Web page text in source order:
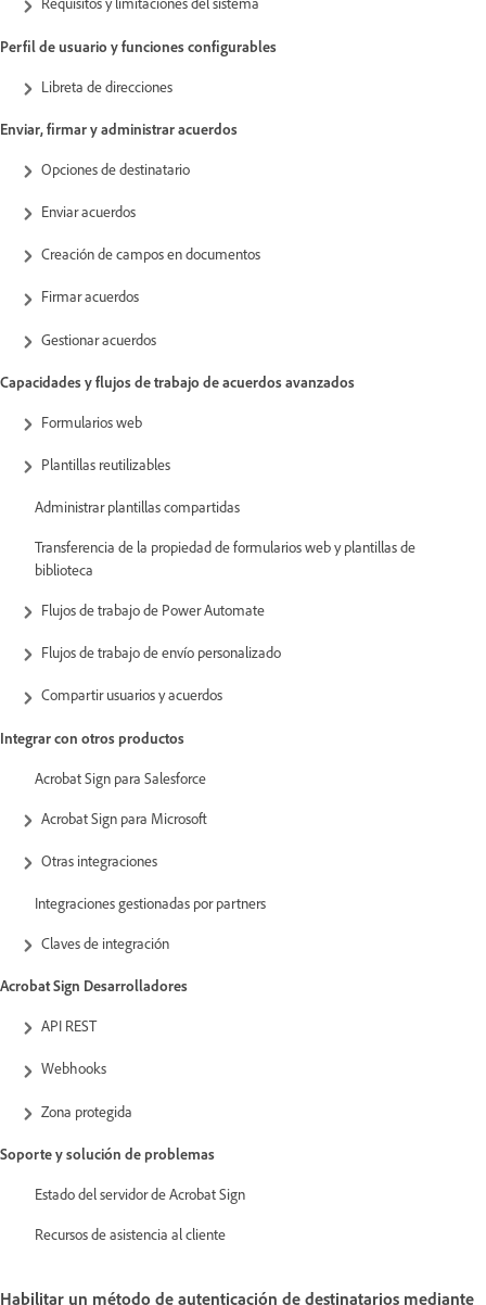
Perfil de usuario y funciones configurables
Libreta de direcciones
Enviar, firmar y administrar acuerdos
Opciones de destinatario
Enviar acuerdos
Creación de campos en documentos
Firmar acuerdos
Gestionar acuerdos
Capacidades y flujos de trabajo de acuerdos avanzados
Formularios web
Plantillas reutilizables
Administrar plantillas compartidas
Transferencia de la propiedad de formularios web y plantillas de
biblioteca
Flujos de trabajo de Power Automate
Flujos de trabajo de envío personalizado
Compartir usuarios y acuerdos
Integrar con otros productos
Acrobat Sign para Salesforce
Acrobat Sign para Microsoft
Otras integraciones
Integraciones gestionadas por partners
Claves de integración
Acrobat Sign Desarrolladores
API REST
Webhooks
Zona protegida
Soporte y solución de problemas
Estado del servidor de Acrobat Sign
Recursos de asistencia al cliente
Habilitar un método de autenticación de destinatarios mediante